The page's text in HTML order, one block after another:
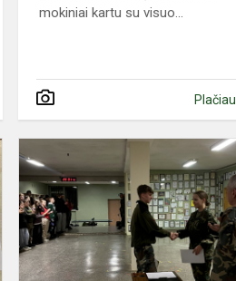
mokiniai kartu su visuo...
Plačiau
pasakas